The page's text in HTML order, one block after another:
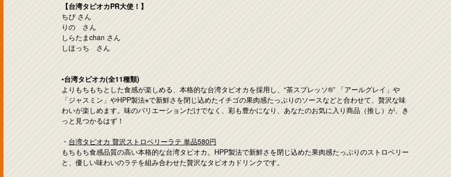
【台湾タピオカPR大使！】
ちぴ さん
りの さん
しらたまchan さん
しほっち さん
▪️台湾タピオカ(全11種類)
よりもちもちとした食感が楽しめる、本格的な台湾タピオカを採用し、“茶スプレッソ®” 「アールグレイ」や
「ジャスミン」やHPP製法※で新鮮さを閉じ込めたイチゴの果肉感たっぷりのソースなどと合わせて、贅沢な味
わいが楽しめます。味のバリエーションだけでなく、彩も豊かになり、あなたのお気に入り商品（推し）が、き
っと見つかるはず！
・台湾タピオカ 贅沢ストロベリーラテ 単品580円
もちもち食感品質の高い本格的な台湾タピオカ。HPP製法で新鮮さを閉じ込めた果肉感たっぷりのストロベリー
と、優しい味わいのラテを組み合わせた贅沢なタピオカドリンクです。